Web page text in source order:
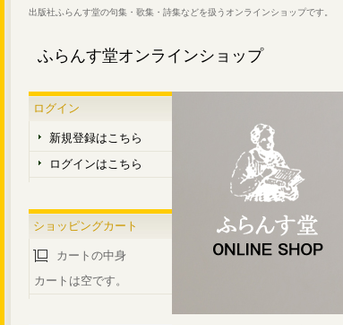
出版社ふらんす堂の句集・歌集・詩集などを扱うオンラインショップです。
ふらんす堂オンラインショップ
ログイン
新規登録はこちら
ログインはこちら
ショッピングカート
カートの中身
カートは空です。